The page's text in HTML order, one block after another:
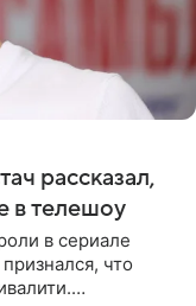
рассказал,
в телешоу
в сериале
что